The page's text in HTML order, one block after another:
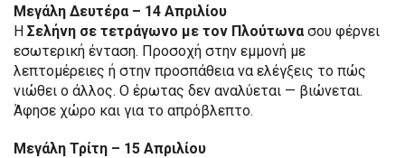
Μεγάλη Δευτέρα – 14 Απριλίου
Η Σελήνη σε τετράγωνο με τον Πλούτωνασου φέρνει
εσωτερική ένταση. Προσοχή στην εμμονή με
λεπτομέρειες ή στην προσπάθεια να ελέγξεις το πώς
νιώθει ο άλλος. Ο έρωτας δεν αναλύεται — βιώνεται.
Άφησε χώρο και για το απρόβλεπτο.
Μεγάλη Τρίτη – 15 Απριλίου